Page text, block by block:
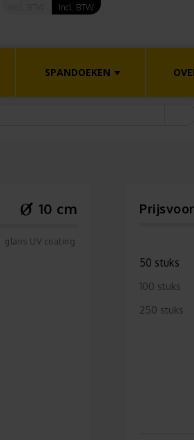
SPANDOEKEN
Incl. BTW
10 cm
glans UV coating
50 stuks
100 stuks
250 stuks